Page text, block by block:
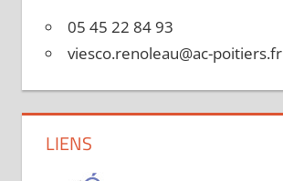
05 45 22 84 93
viesco.renoleau@ac-poitiers.fr
LIENS